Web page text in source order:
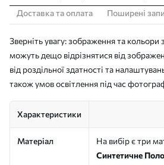
Доставка та оплата
Поширені
Зверніть увагу: зображення та
можуть дещо відрізнятися від
від роздільної здатності та
також умов освітлення під час
Характеристики
Матеріал
На вибір є три
Синтетичне